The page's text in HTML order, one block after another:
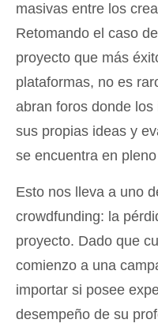
masivas entre los
Retomando el caso
proyecto que más
plataformas, no es
abran foros donde
sus propias ideas y
se encuentra en pleno
Esto nos lleva a uno
crowdfunding: la
proyecto. Dado que
comienzo a una
importar si posee
desempeño de su